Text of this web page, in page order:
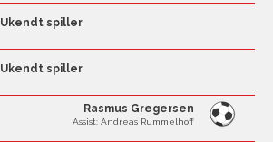
Ukendt spiller
Ukendt spiller
Rasmus Gregersen
Assist: Andreas Rummelhoff